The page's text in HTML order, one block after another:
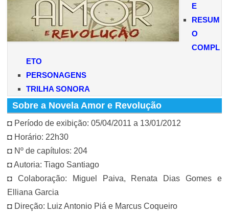
E
RESUM
O
COMPL
ETO
PERSONAGENS
TRILHA SONORA
Sobre a Novela Amor e Revolução
◘ Período de exibição: 05/04/2011 a 13/01/2012
◘ Horário: 22h30
◘ Nº de capítulos: 204
◘ Autoria: Tiago Santiago
◘ Colaboração: Miguel Paiva, Renata Dias Gomes e
Elliana Garcia
◘ Direção: Luiz Antonio Piá e Marcus Coqueiro